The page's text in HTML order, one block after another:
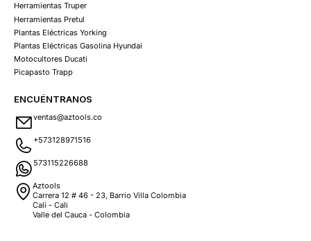
Herramientas Truper
Herramientas Pretul
Plantas Eléctricas Yorking
Plantas Eléctricas Gasolina Hyundai
Motocultores Ducati
Picapasto Trapp
ENCUÉNTRANOS
ventas@aztools.co
+573128971516
573115226688
Aztools
Carrera 12 # 46 - 23, Barrio Villa Colombia
Cali - Cali
Valle del Cauca - Colombia